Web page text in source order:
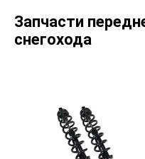
Запчасти
снегохода